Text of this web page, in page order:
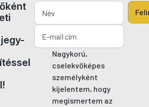
Nagykorú,
cselekvőképes
személyként
kijelentem, hogy
megismertem az